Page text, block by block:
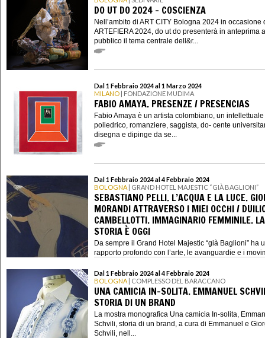
DO UT DO 2024 - COSCIENZA
Nell’ambito di ART CITY Bologna 2024 in occasione
ARTEFIERA 2024, do ut do presenterà in anteprima
pubblico il tema centrale dell&r...
Dal 1 Febbraio 2024 al 1 Marzo 2024
MILANO | FONDAZIONE MUDIMA
FABIO AMAYA. PRESENZE / PRESENCIAS
Fabio Amaya è un artista colombiano, un intellettuale
poliedrico, romanziere, saggista, do- cente
disegna e dipinge da se...
Dal 1 Febbraio 2024 al 4 Febbraio 2024
BOLOGNA | GRAND HOTEL MAJESTIC “GIÀ BAGLIONI”
SEBASTIANO PELLI. L’ACQUA E LA LUCE.
MORANDI ATTRAVERSO I MIEI OCCHI /
CAMBELLOTTI. IMMAGINARIO FEMMINILE. LA
STORIA È OGGI
Da sempre il Grand Hotel Majestic “già Baglioni” ha
rapporto profondo con l’arte, le avanguardie e i
Dal 1 Febbraio 2024 al 4 Febbraio 2024
BOLOGNA | COMPLESSO DEL BARACCANO
UNA CAMICIA IN-SOLITA. EMMANUEL
STORIA DI UN BRAND
La mostra monografica Una camicia In-solita,
Schvili, storia di un brand, a cura di Emmanuel e
Schvili, nell...